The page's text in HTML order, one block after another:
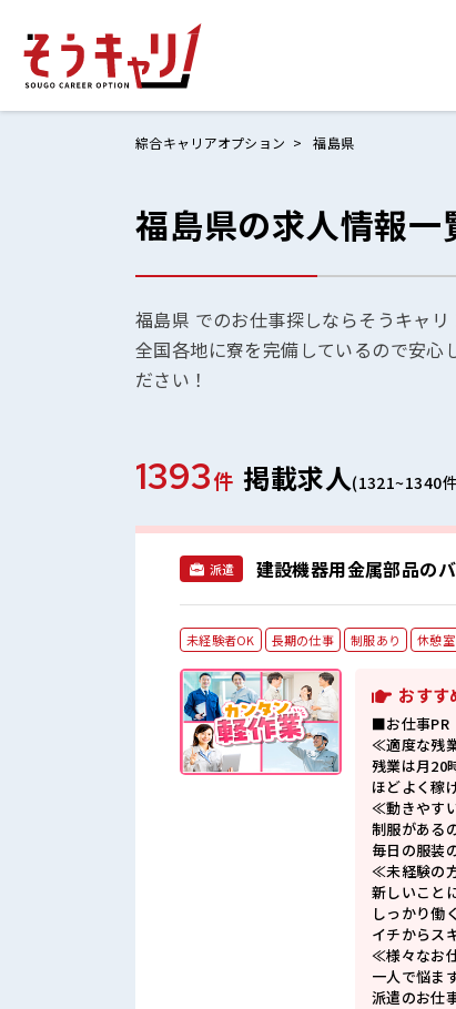
ホームに
お気に
お問い
ログ
綜合キャリアオプション 福島県
福島県の求人情報一
福島県 でのお仕事探しならそうキャ
全国各地に寮を完備しているので安心
ださい！
1393件 掲載求人(1321~1340
派遣 建設機器用金属部品の
未経験者OK 長期の仕事 制服あり 休憩
おすす
■お仕事PR
≪適度な残
残業は月20
ほどよく稼
≪動きやす
制服がある
毎日の服装
≪未経験の
新しいこと
しっかり働
イチからス
≪様々なお
一人で悩ま
派遣のお仕